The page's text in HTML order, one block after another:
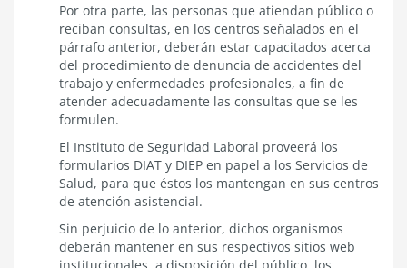
Por otra parte, las personas que atiendan público o
reciban consultas, en los centros señalados en el
párrafo anterior, deberán estar capacitados acerca
del procedimiento de denuncia de accidentes del
trabajo y enfermedades profesionales, a fin de
atender adecuadamente las consultas que se les
formulen.
El Instituto de Seguridad Laboral proveerá los
formularios DIAT y DIEP en papel a los Servicios de
Salud, para que éstos los mantengan en sus centros
de atención asistencial.
Sin perjuicio de lo anterior, dichos organismos
deberán mantener en sus respectivos sitios web
institucionales, a disposición del público, los